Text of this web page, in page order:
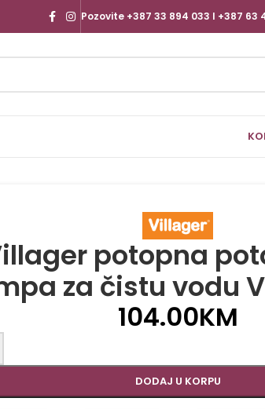
Pozovite +387 33 894 033 I +387 63
potopna
za čistu vodu
104.00KM
DODAJ U KORPU